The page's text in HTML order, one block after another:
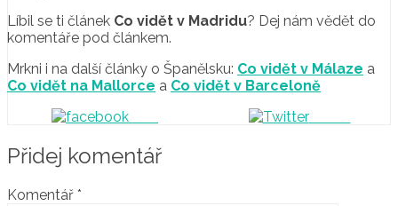
Líbil se ti článek Co vidět v Madridu? Dej nám vědět do
komentáře pod článkem.
Mrkni i na další články o Španělsku: Co vidět v Málaze a
Co vidět na Mallorce a Co vidět v Barceloně
Tweet
Přidej komentář
Komentář *